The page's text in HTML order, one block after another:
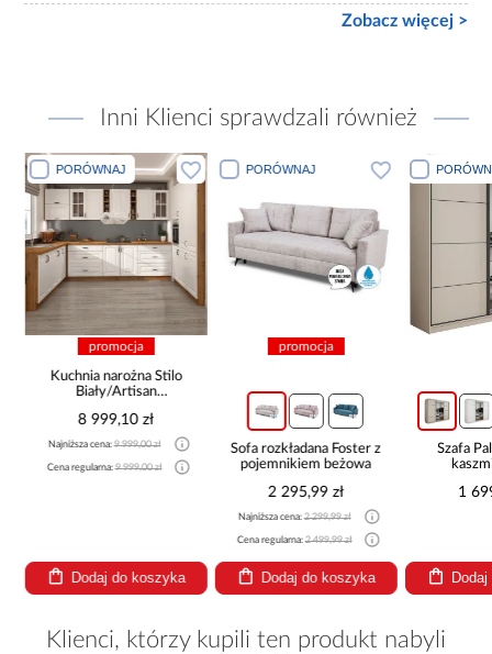
Zobacz więcej >
Inni Klienci sprawdzali również
PORÓWNAJ
promocja
Kuchnia narożna Stilo
Biały/Artisan
8 999,10 zł
Najniższa cena:9 999,00 zł
Cena regularna:9 999,00 zł
Dodaj do koszyka
PORÓWNAJ
promocja
Sofa rozkładana Foster z
pojemnikiem beżowa
2 295,99 zł
Najniższa cena:2 299,99 zł
Cena regularna:2 499,99 zł
Dodaj do koszyka
Szafa
1
Klienci, którzy kupili ten produkt nabyli